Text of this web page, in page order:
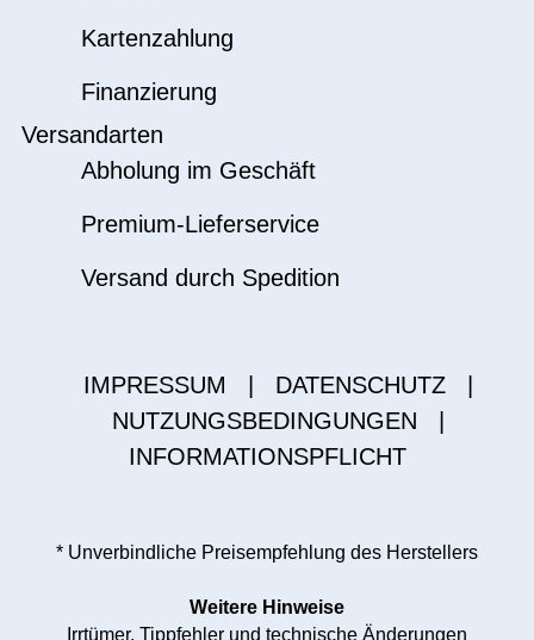
Kartenzahlung
Finanzierung
Versandarten
Abholung im Geschäft
Premium-Lieferservice
Versand durch Spedition
IMPRESSUM DATENSCHUTZ
NUTZUNGSBEDINGUNGEN
INFORMATIONSPFLICHT
* Unverbindliche Preisempfehlung des Herstellers
Weitere Hinweise
Irrtümer, Tippfehler und technische Änderungen